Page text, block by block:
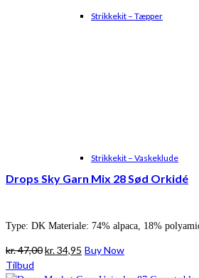
Strikkekit – Tæpper
Strikkekit – Vaskeklude
Drops Sky Garn Mix 28 Sød Orkidé
Type: DK Materiale: 74% alpaca, 18%
kr.47,00Den
kr.34,95 Den
Buy Now
Tilbud